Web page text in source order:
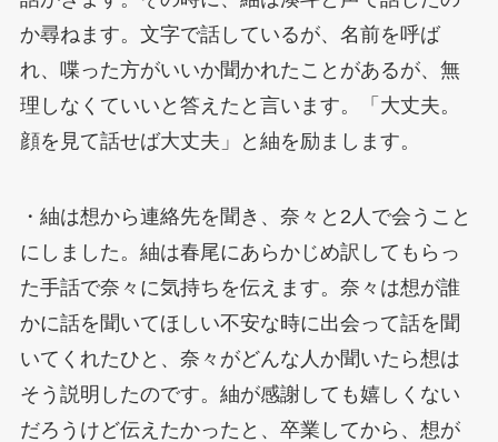
か尋ねます。文字で話しているが、名前を呼ば
れ、喋った方がいいか聞かれたことがあるが、無
理しなくていいと答えたと言います。「大丈夫。
顔を見て話せば大丈夫」と紬を励まします。
・紬は想から連絡先を聞き、奈々と2人で会うこと
にしました。紬は春尾にあらかじめ訳してもらっ
た手話で奈々に気持ちを伝えます。奈々は想が誰
かに話を聞いてほしい不安な時に出会って話を聞
いてくれたひと、奈々がどんな人か聞いたら想は
そう説明したのです。紬が感謝しても嬉しくない
だろうけど伝えたかったと、卒業してから、想が